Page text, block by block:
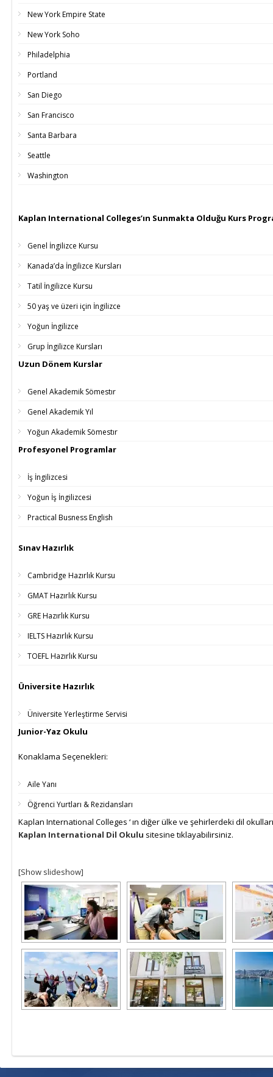
New York Empire State
New York Soho
Philadelphia
Portland
San Diego
San Francisco
Santa Barbara
Seattle
Washington
Kaplan International Colleges’ın Sunmakta Olduğu Kurs
Genel İngilizce Kursu
Kanada’da İngilizce Kursları
Tatil İngilizce Kursu
50 yaş ve üzeri için İngilizce
Yoğun İngilizce
Grup İngilizce Kursları
Uzun Dönem Kurslar
Genel Akademik Sömestır
Genel Akademik Yıl
Yoğun Akademik Sömestır
Profesyonel Programlar
İş İngilizcesi
Yoğun İş İngilizcesi
Practical Busness English
Sınav Hazırlık
Cambridge Hazırlık Kursu
GMAT Hazırlık Kursu
GRE Hazırlık Kursu
IELTS Hazırlık Kursu
TOEFL Hazırlık Kursu
Üniversite Hazırlık
Üniversite Yerleştirme Servisi
Junior-Yaz Okulu
Konaklama Seçenekleri:
Aile Yanı
Öğrenci Yurtları & Rezidansları
Kaplan International Colleges ‘ ın diğer ülke ve şehirlerdeki dil
Kaplan International Dil Okulu sitesine tıklayabilirsiniz.
[Show slideshow]